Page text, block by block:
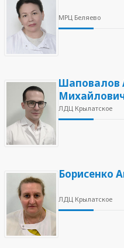
МРЦ Беляево
Шаповалов
ЛДЦ Крылатское
Борисенко
ЛДЦ Крылатское